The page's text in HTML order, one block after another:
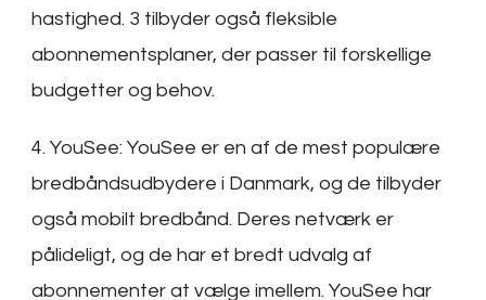
hastighed. 3 tilbyder også fleksible
abonnementsplaner, der passer til forskellige
budgetter og behov.
4. YouSee: YouSee er en af de mest populære
bredbåndsudbydere i Danmark, og de tilbyder
også mobilt bredbånd. Deres netværk er
pålideligt, og de har et bredt udvalg af
abonnementer at vælge imellem. YouSee har